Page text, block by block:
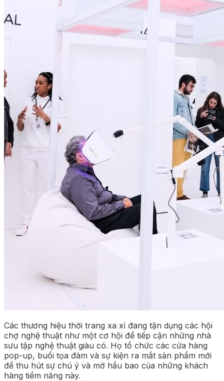
Các thương hiệu thời trang xa xỉ đang tận dụng các hội
chợ nghệ thuật như một cơ hội để tiếp cận những nhà
sưu tập nghệ thuật giàu có. Họ tổ chức các cửa hàng
pop-up, buổi tọa đàm và sự kiện ra mắt sản phẩm mới
để thu hút sự chú ý và mở hầu bao của những khách
hàng tiềm năng này.